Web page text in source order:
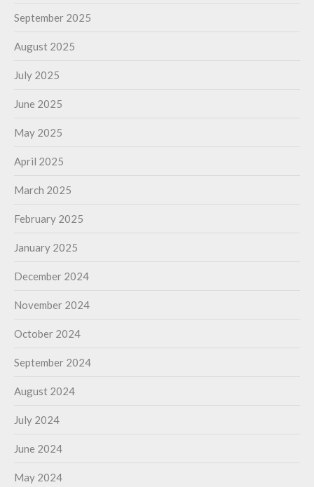
September 2025
August 2025
July 2025
June 2025
May 2025
April 2025
March 2025
February 2025
January 2025
December 2024
November 2024
October 2024
September 2024
August 2024
July 2024
June 2024
May 2024